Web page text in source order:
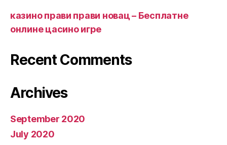
казино прави прави новац – Бесплатне
онлине цасино игре
Recent Comments
Archives
September 2020
July 2020